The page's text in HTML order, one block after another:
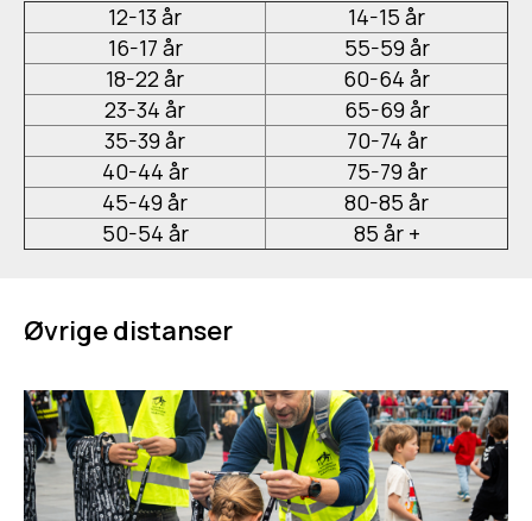
12-13 år
14-15 år
16-17 år
55-59 år
18-22 år
60-64 år
23-34 år
65-69 år
35-39 år
70-74 år
40-44 år
75-79 år
45-49 år
80-85 år
50-54 år
85 år +
Øvrige distanser